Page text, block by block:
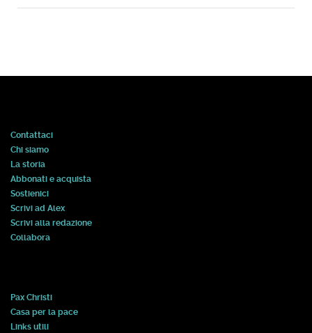
Contattaci
Chi siamo
La storia
Abbonati e acquista
Sostienici
Scrivi ad Alex
Scrivi alla redazione
Collabora
Pax Christi
Casa per la pace
Links utili